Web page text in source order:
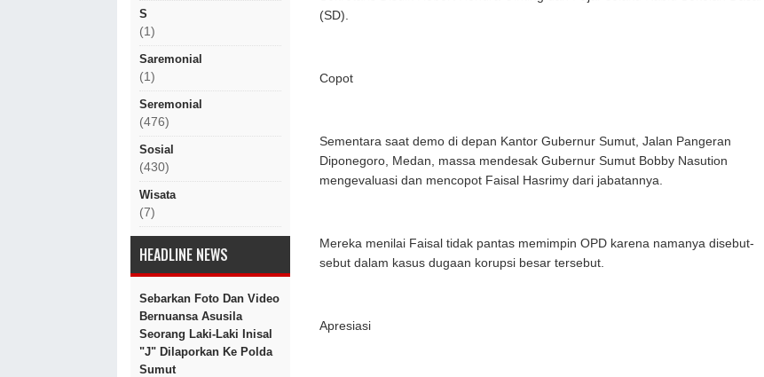
S
(1)
Saremonial
(1)
Seremonial
(476)
Sosial
(430)
Wisata
(7)
HEADLINE NEWS
Sebarkan Foto Dan Video
Bernuansa Asusila
Seorang Laki-Laki Inisal
"J" Dilaporkan Ke Polda
Sumut
(SD).
Copot
Sementara saat demo di depan Kantor Gubernur Sumut, Jalan Pangeran
Diponegoro, Medan, massa mendesak Gubernur Sumut Bobby Nasution
mengevaluasi dan mencopot Faisal Hasrimy dari jabatannya.
Mereka menilai Faisal tidak pantas memimpin OPD karena namanya disebut-
sebut dalam kasus dugaan korupsi besar tersebut.
Apresiasi